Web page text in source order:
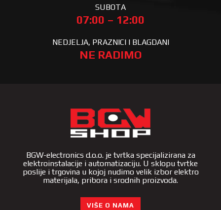
SUBOTA
07:00 – 12:00
NEDJELJA, PRAZNICI I BLAGDANI
NE RADIMO
BGW-electronics d.o.o. je tvrtka specijalizirana za
elektroinstalacije i automatizaciju. U sklopu tvrtke
poslije i trgovina u kojoj nudimo velik izbor elektro
materijala, pribora i srodnih proizvoda.
VIŠE O NAMA